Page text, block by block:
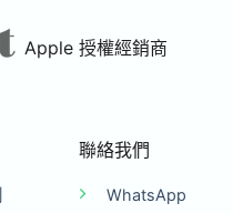
Apple 授權經銷商
聯絡我們
WhatsApp